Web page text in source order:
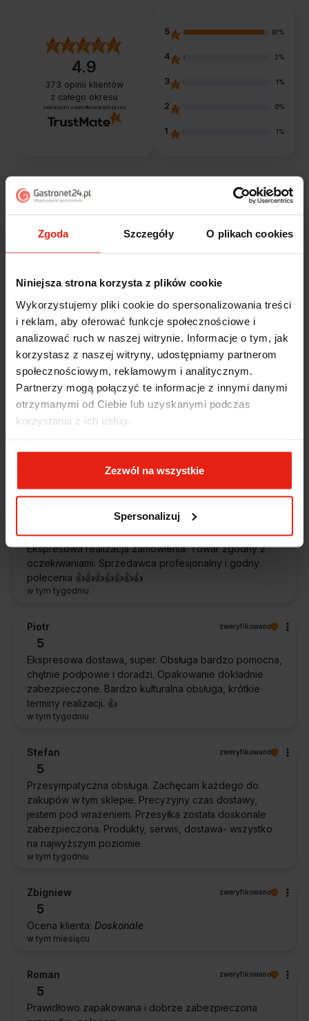
Zgoda Szczegóły O plikach cookies
Niniejsza strona korzysta z plików cookie
Wykorzystujemy pliki cookie do spersonalizowania treści
i reklam, aby oferować funkcje społecznościowe i
analizować ruch w naszej witrynie. Informacje o tym, jak
korzystasz z naszej witryny, udostępniamy partnerom
społecznościowym, reklamowym i analitycznym.
Partnerzy mogą połączyć te informacje z innymi danymi
otrzymanymi od Ciebie lub uzyskanymi podczas
korzystania z ich usług.
Zezwól na wszystkie
Spersonalizuj
4.9
373 opinii klientów
z całego okresu
zebranych i zweryfikowanych przez
5 97%
4 2%
3 1%
2 0%
1 1%
filtry
Jak zbieramy opinie?
5
Polecam szybko sprawnie dobrze zapakowane
Zostałem świetnie obsłużony. Brawa dla pracowników.
wczoraj
Alicja zweryfikowano
5
Jestem zaskoczona, że ta paczka dotarła do mnie tak
sprawnie, bez problemów. Bardzo pomocna obsługa
5
Ekspresowa realizacja zamówienia. Towar zgodny z
oczekiwaniami. Sprzedawca profesjonalny i godny
polecenia 👍️👍️👍️👍️👍️👍️👍️
w tym tygodniu
Piotr zweryfikowano
5
Ekspresowa dostawa, super. Obsługa bardzo pomocna,
chętnie podpowie i doradzi. Opakowanie dokładnie
zabezpieczone. Bardzo kulturalna obsługa, krótkie
terminy realizacji. 👍️
w tym tygodniu
Stefan zweryfikowano
5
Przesympatyczna obsługa. Zachęcam każdego do
zakupów w tym sklepie. Precyzyjny czas dostawy,
jestem pod wrażeniem. Przesyłka została doskonale
zabezpieczona. Produkty, serwis, dostawa- wszystko
na najwyższym poziomie.
w tym tygodniu
Zbigniew zweryfikowano
5
Ocena klienta: Doskonale
w tym miesiącu
Roman zweryfikowano
5
Prawidłowo zapakowana i dobrze zabezpieczona